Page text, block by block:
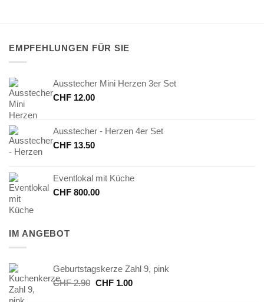
EMPFEHLUNGEN FÜR SIE
Ausstecher Mini Herzen 3er Set
CHF 12.00
Ausstecher - Herzen 4er Set
CHF 13.50
Eventlokal mit Küche
CHF 800.00
IM ANGEBOT
Geburtstagskerze Zahl 9, pink
CHF2.90 Ursprünglicher
CHF1.00Aktueller